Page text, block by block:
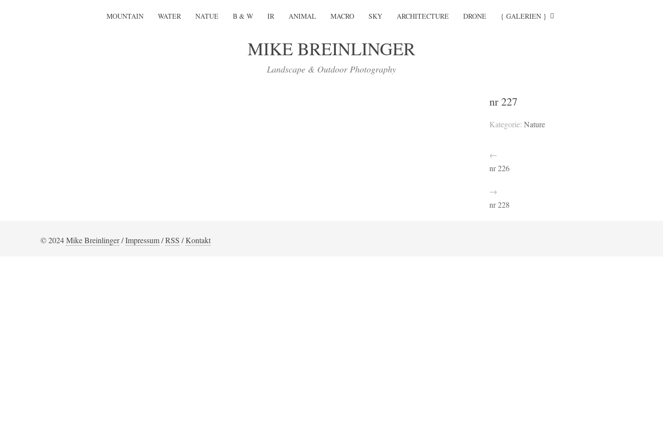
MOUNTAIN WATER NATUE B & W IR ANIMAL MACRO SKY ARCHITECTURE DRONE { GALERIEN }
MIKE BREINLINGER
Landscape & Outdoor Photography
nr 227
Kategorie:Nature
←
nr 226
→
nr 228
© 2024Mike Breinlinger/Impressum/RSS /Kontakt